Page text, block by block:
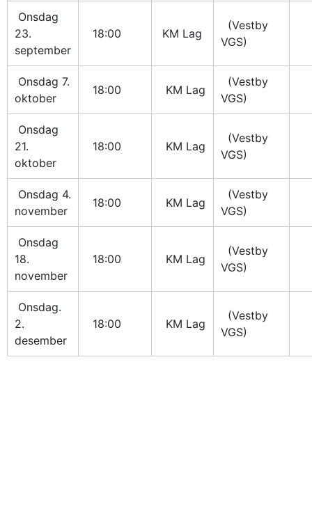
23.
september
  18:00
KM Lag
VGS)
oktober
  18:00
  KM Lag
VGS)
21.
oktober
  18:00
  KM Lag
VGS)
november
  18:00
  KM Lag
VGS)
18.
november
  18:00
  KM Lag
VGS)
2.
desember
  18:00
  KM Lag
VGS)